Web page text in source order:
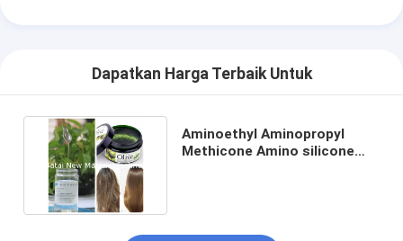
Dapatkan Harga Terbaik Untuk
Aminoethyl Aminopropyl
Methicone Amino silicone